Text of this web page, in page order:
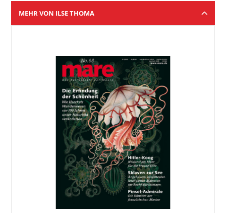
MEHR VON ILSE THOMA